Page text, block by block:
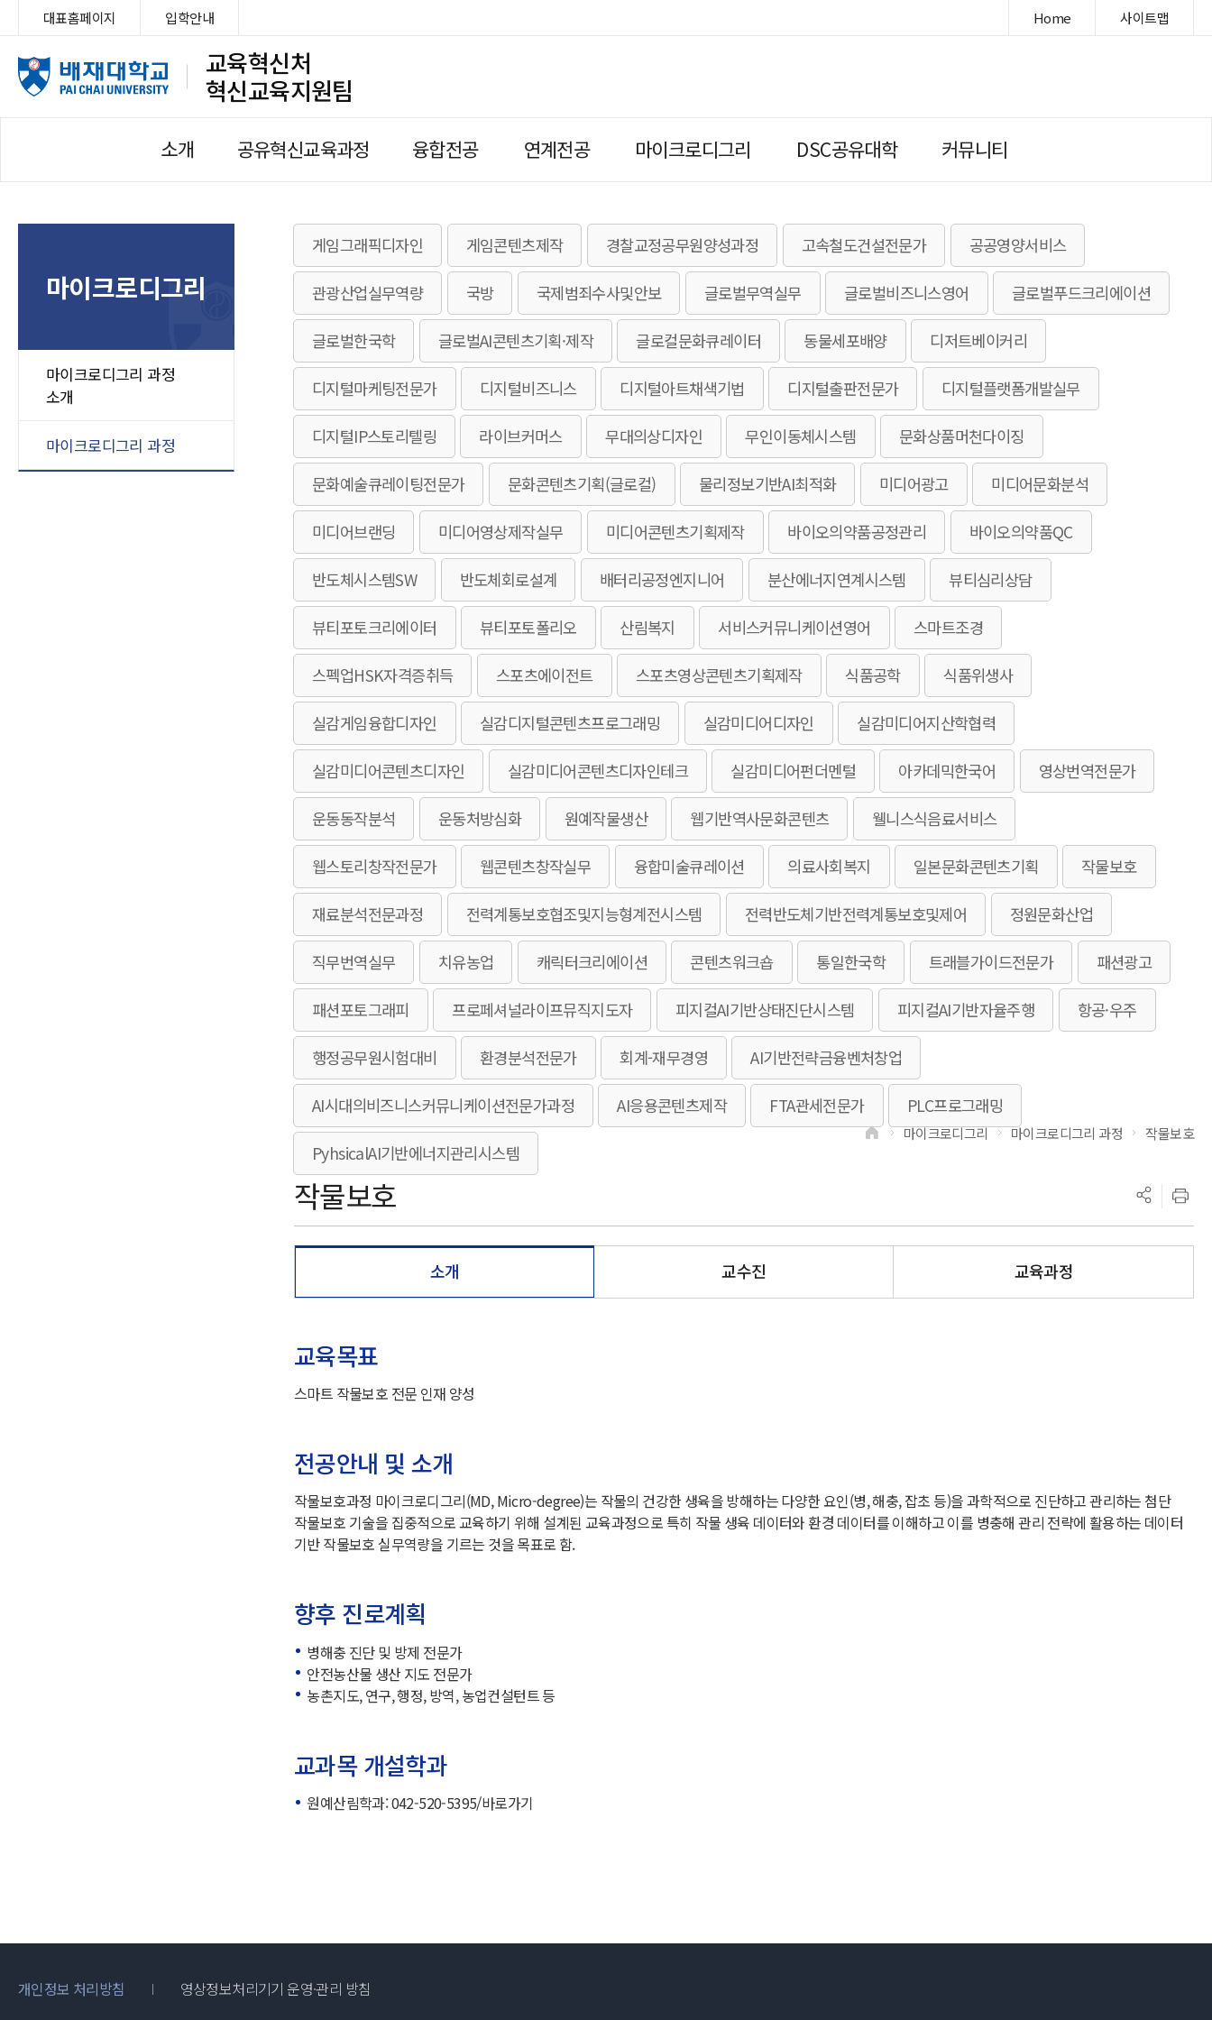
교육혁신처
혁신교육지원팀
대표홈페이지 입학안내 Home 사이트맵
소개 공유혁신교육과정 융합전공 연계전공 마이크로디그리 DSC공유대학 커뮤니티
마이크로디그리
마이크로디그리 과정
소개
마이크로디그리 과정
게임그래픽디자인 게임콘텐츠제작 경찰교정공무원양성과정 고속철도건설전문가 공공영양서비스
관광산업실무역량 국방 국제범죄수사및안보 글로벌무역실무 글로벌비즈니스영어 글로벌푸드크리에이션
글로벌한국학 글로벌AI콘텐츠기획·제작 글로컬문화큐레이터 동물세포배양 디저트베이커리
디지털마케팅전문가 디지털비즈니스 디지털아트채색기법 디지털출판전문가 디지털플랫폼개발실무
디지털IP스토리텔링 라이브커머스 무대의상디자인 무인이동체시스템 문화상품머천다이징
문화예술큐레이팅전문가 문화콘텐츠기획(글로컬) 물리정보기반AI최적화 미디어광고 미디어문화분석
미디어브랜딩 미디어영상제작실무 미디어콘텐츠기획제작 바이오의약품공정관리 바이오의약품QC
반도체시스템SW 반도체회로설계 배터리공정엔지니어 분산에너지연계시스템 뷰티심리상담
뷰티포토크리에이터 뷰티포토폴리오 산림복지 서비스커뮤니케이션영어 스마트조경
스펙업HSK자격증취득 스포츠에이전트 스포츠영상콘텐츠기획제작 식품공학 식품위생사
실감게임융합디자인 실감디지털콘텐츠프로그래밍 실감미디어디자인 실감미디어지산학협력
실감미디어콘텐츠디자인 실감미디어콘텐츠디자인테크 실감미디어펀더멘털 아카데믹한국어 영상번역전문가
운동동작분석 운동처방심화 원예작물생산 웹기반역사문화콘텐츠 웰니스식음료서비스
웹스토리창작전문가 웹콘텐츠창작실무 융합미술큐레이션 의료사회복지 일본문화콘텐츠기획 작물보호
재료분석전문과정 전력계통보호협조및지능형계전시스템 전력반도체기반전력계통보호및제어 정원문화산업
직무번역실무 치유농업 캐릭터크리에이션 콘텐츠워크숍 통일한국학 트래블가이드전문가 패션광고
패션포토그래피 프로페셔널라이프뮤직지도자 피지컬AI기반상태진단시스템 피지컬AI기반자율주행 항공·우주
행정공무원시험대비 환경분석전문가 회계-재무경영 AI기반전략금융벤처창업
AI시대의비즈니스커뮤니케이션전문가과정 AI응용콘텐츠제작 FTA관세전문가 PLC프로그래밍
PyhsicalAI기반에너지관리시스템
작물보호
HOME 마이크로디그리 마이크로디그리 과정 작물보호
소개 교수진 교육과정
교육목표
스마트 작물보호 전문 인재 양성
전공안내 및 소개
작물보호과정 마이크로디그리(MD, Micro-degree)는 작물의 건강한 생육을 방해하는 다양한 요인(병, 해충, 잡초 등)을 과학적으로 진단하고 관리하는 첨단
작물보호 기술을 집중적으로 교육하기 위해 설계된 교육과정으로 특히 작물 생육 데이터와 환경 데이터를 이해하고 이를 병충해 관리 전략에 활용하는 데이터
기반 작물보호 실무역량을 기르는 것을 목표로 함.
향후 진로계획
병해충 진단 및 방제 전문가
안전농산물 생산 지도 전문가
농촌지도, 연구, 행정, 방역, 농업컨설턴트 등
교과목 개설학과
원예산림학과: 042-520-5395/바로가기
개인정보 처리방침 영상정보처리기기 운영·관리 방침